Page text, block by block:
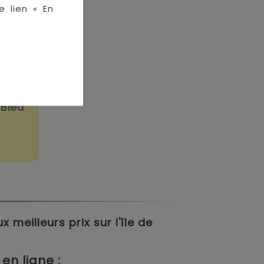
lien « En
meilleurs prix sur l'île de
ligne :